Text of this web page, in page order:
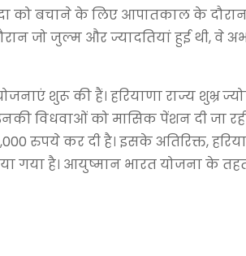
को बचाने के लिए आपातकाल के
जो जुल्म और ज्यादतियां हुई थी, वे
शुरू की हैं। हरियाणा राज्य शुभ्र
विधवाओं को मासिक पेंशन दी जा रही
रुपये कर दी है। इसके अतिरिक्त,
गया है। आयुष्मान भारत योजना के